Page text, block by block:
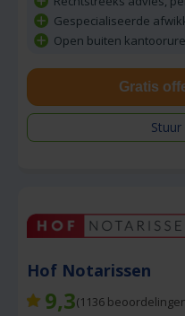
Gespecialiseerde
Open buiten
Gratis
Hof Notarissen
9,3(1136